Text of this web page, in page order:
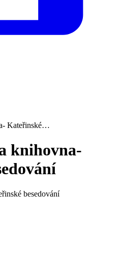
Kateřinské…
knihovna-
besedování